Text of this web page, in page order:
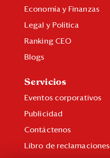
Economía y Finanzas
Legal y Política
Ranking CEO
Blogs
Servicios
Eventos corporativos
Publicidad
Contáctenos
Libro de reclamaciones